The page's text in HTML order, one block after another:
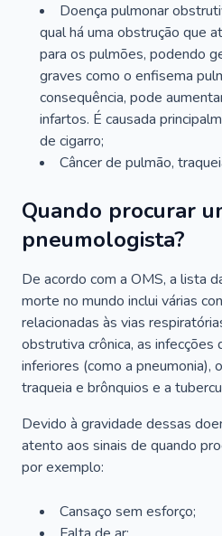
Doença pulmonar
qual há uma obstrução que
para os pulmões, podendo
graves como o enfisema
consequência, pode
infartos. É causada
de cigarro;
Câncer de pulmão,
Quando procurar
pneumologista?
De acordo com a OMS, a lista
morte no mundo inclui várias
relacionadas às vias
obstrutiva crônica, as infecções
inferiores (como a pneumonia),
traqueia e brônquios e a
Devido à gravidade dessas
atento aos sinais de quando
por exemplo:
Cansaço sem esforço;